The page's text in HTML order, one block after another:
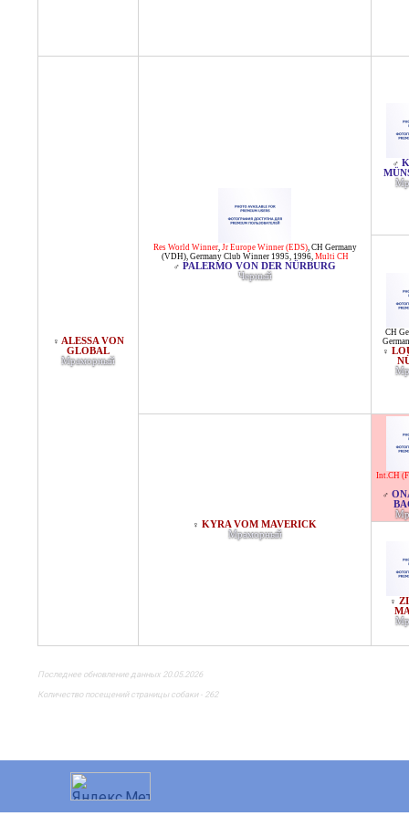
♀ ALESSA VON
GLOBAL
Мраморный
Res World Winner, Jr Europe Winner (EDS), CH Germany
(VDH), Germany Club Winner 1995, 1996, Multi CH
♂ PALERMO VON DER NÜRBURG
Черный
♂
CH
♀
♀ KYRA VOM MAVERICK
Мраморный
Int.CH
♂
♀
Последнее обновление данных 20.05.2026
Количество посещений страницы собаки - 262